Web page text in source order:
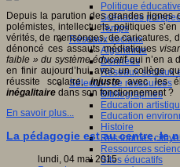
Politique
Scénarios
Temps
Réseaux sociaux
Algorithme
Données
Réseaux sociaux
Sélection de ressources
Bibliographies
Education
Education
Histoire
Ressources
Ressources
Sites éducatifs
Depuis la parution des grandes lignes
polémistes, intellectuels, politiques
vérités, de mensonges, de caricatures,
dénoncé ces assauts médiatiques
faible » du système éducatif qui n’en a
en finir aujourd’hui avec un collège
réussite scolaire,injuste
avec les
inégalitaire dans son fonctionnement ?
En savoir plus...
La pédagogie est au centre, le
lundi, 04 mai 2015